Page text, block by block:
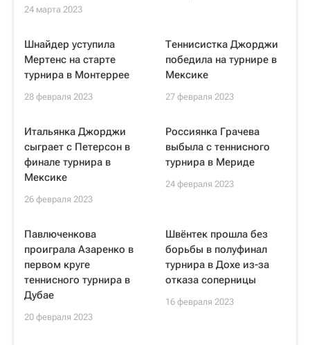
24 марта 2023
Шнайдер уступила
Мертенс на старте
турнира в Монтеррее
28 февраля 2023
Теннисистка Джорджи
победила на турнире в
Мексике
27 февраля 2023
Итальянка Джорджи
сыграет с Петерсон в
финале турнира в
Мексике
26 февраля 2023
Россиянка Грачева
выбыла с теннисного
турнира в Мериде
24 февраля 2023
Павлюченкова
проиграла Азаренко в
первом круге
теннисного турнира в
Дубае
20 февраля 2023
Швёнтек прошла без
борьбы в полуфинал
турнира в Дохе из-за
отказа соперницы
16 февраля 2023